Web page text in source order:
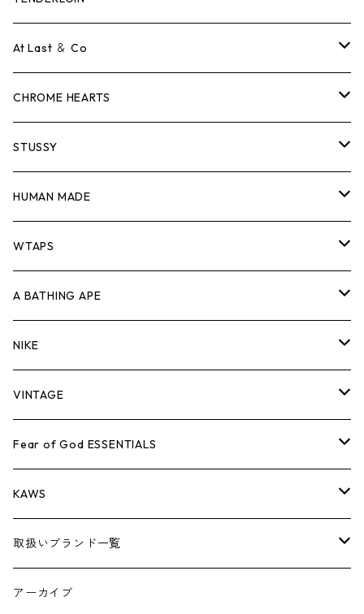
ロンTEE
スウェット/ニット
シャツ
ジャケット
パンツ
キャップ・ハット
バッグ
シューズ
小物
コラボレーション
×THE NORTH FACE
×COMME des GARCONS
シーズンアイテム
26SS
BOX LOGOアイテム
Tシャツ
ロンTEE
スウェット/ニット
シャツ
ジャケット
パンツ
キャップ・ハット
バッグ
シューズ
小物
At Last ＆ Co
Tシャツ
ロンTEE
スウェット/ニット
シャツ
ジャケット
パンツ
キャップ・ハット
バッグ
シューズ
小物
CHROME HEARTS
Tシャツ
ロンTEE
スウェット/ニット
シャツ
ジャケット
パンツ
キャップ・ハット
バッグ
シューズ
小物
STUSSY
Tシャツ
ロンTEE
スウェット/ニット
シャツ
ジャケット
パンツ
キャップ・ハット
バッグ
シューズ
HUMAN MADE
Tシャツ
ロンT
スウェット/ニット
シャツ
ジャケット
パンツ
キャップ
バッグ
WTAPS
Tシャツ
ロンTEE
スウェット/ニット
シャツ
ジャケット
パンツ
キャップ・ハット
A BATHING APE
Tシャツ
ロンTEE
スウェット/ニット
シャツ
ジャケット
パンツ
NIKE
シューズ
AIR JORDAN 1
AIR JORDAN 3
アパレル・小物
VINTAGE
Tシャツ
ロンTEE
スウェット/ニット
ジャケット
Fear of God ESSENTIALS
Tシャツ
ロンTEE
スウェット/ニット
KAWS
アパレル
小物
取扱いブランド一覧
A
アーカイブ